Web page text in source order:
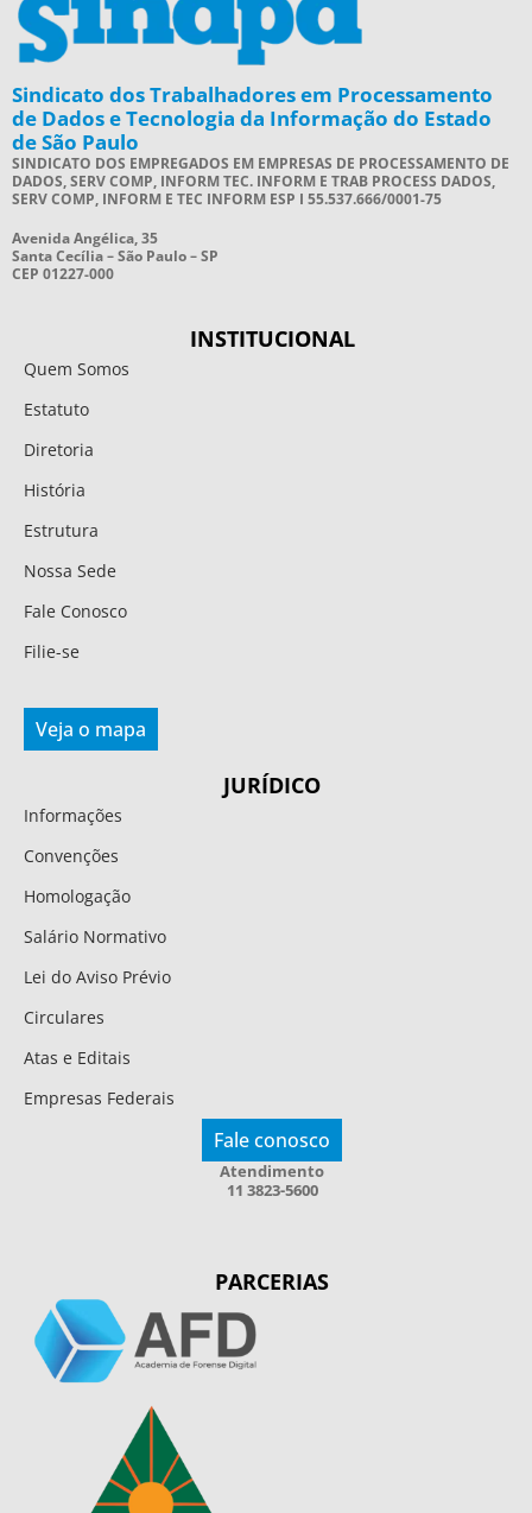
Sindicato dos Trabalhadores em Processamento
de Dados e Tecnologia da Informação do Estado
de São Paulo
SINDICATO DOS EMPREGADOS EM EMPRESAS DE PROCESSAMENTO DE
DADOS, SERV COMP, INFORM TEC. INFORM E TRAB PROCESS DADOS,
SERV COMP, INFORM E TEC INFORM ESP I 55.537.666/0001-75
Avenida Angélica, 35
Santa Cecília – São Paulo – SP
CEP 01227-000
INSTITUCIONAL
Quem Somos
Estatuto
Diretoria
História
Estrutura
Nossa Sede
Fale Conosco
Filie-se
Veja o mapa
JURÍDICO
Informações
Convenções
Homologação
Salário Normativo
Lei do Aviso Prévio
Circulares
Atas e Editais
Empresas Federais
Fale conosco
Atendimento
11 3823-5600
PARCERIAS